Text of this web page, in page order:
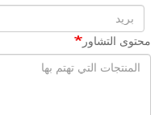
محتوى التشاور